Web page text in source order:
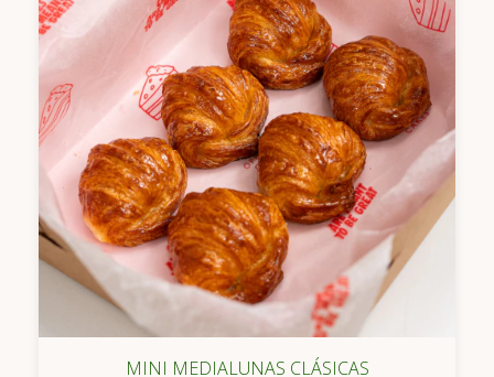
MINI MEDIALUNAS CLÁSICAS